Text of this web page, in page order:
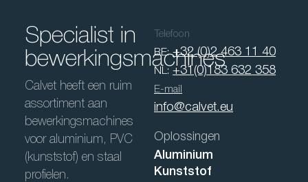
Specialist in
bewerkingsmachines
Calvet heeft een ruim
assortiment aan
bewerkingsmachines
voor aluminium, PVC
(kunststof) en staal
profielen.
Telefoon
BE: +32 (0)2 463 11 40
NL: +31(0)183 632 358
E-mail
info@calvet.eu
Oplossingen
Aluminium
Kunststof